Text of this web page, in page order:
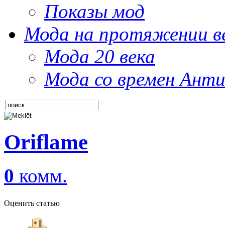
Показы мод
Мода на протяжении
Мода 20 века
Мода со времен
Oriflame
0 комм.
Оценить статью